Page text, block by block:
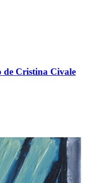
de Cristina Civale